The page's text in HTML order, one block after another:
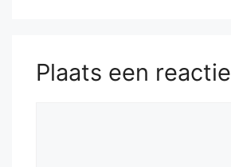
Plaats een reactie